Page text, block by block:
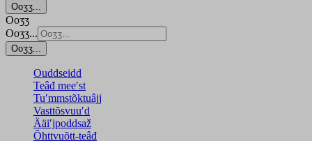
Ooʒʒ...
Ooʒʒ
Ooʒʒ...
Ooʒʒ...
Ouddseidd
Teâđ meeʹst
Tuʹmmstõktuâjj
Vasttõsvuuʹd
Ääiʹjpoddsaž
Õhttvuõtt-teâđ